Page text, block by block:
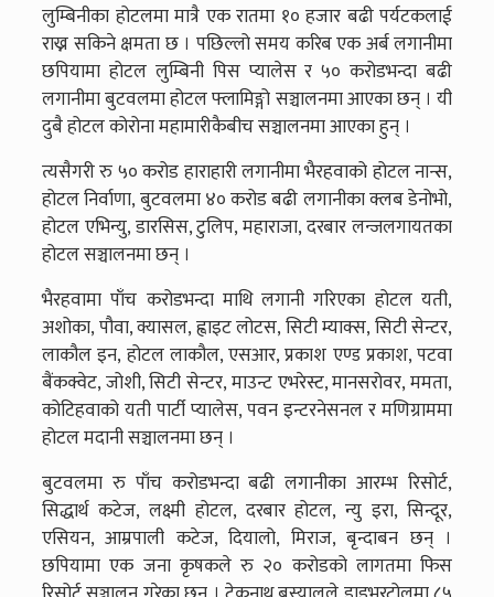
लुम्बिनीका होटलमा मात्रै एक रातमा १० हजार बढी पर्यटकलाई
राख्न सकिने क्षमता छ । पछिल्लो समय करिब एक अर्ब लगानीमा
छपियामा होटल लुम्बिनी पिस प्यालेस र ५० करोडभन्दा बढी
लगानीमा बुटवलमा होटल फ्लामिङ्गो सञ्चालनमा आएका छन् । यी
दुबै होटल कोरोना महामारीकैबीच सञ्चालनमा आएका हुन् ।
त्यसैगरी रु ५० करोड हाराहारी लगानीमा भैरहवाको होटल नान्स,
होटल निर्वाणा, बुटवलमा ४० करोड बढी लगानीका क्लब डेनोभो,
होटल एभिन्यु, डारसिस, टुलिप, महाराजा, दरबार लन्जलगायतका
होटल सञ्चालनमा छन् ।
भैरहवामा पाँच करोडभन्दा माथि लगानी गरिएका होटल यती,
अशोका, पौवा, क्यासल, ह्वाइट लोटस, सिटी म्याक्स, सिटी सेन्टर,
लाकौल इन, होटल लाकौल, एसआर, प्रकाश एण्ड प्रकाश, पटवा
बैंकक्वेट, जोशी, सिटी सेन्टर, माउन्ट एभरेस्ट, मानसरोवर, ममता,
कोटिहवाको यती पार्टी प्यालेस, पवन इन्टरनेसनल र मणिग्राममा
होटल मदानी सञ्चालनमा छन् ।
बुटवलमा रु पाँच करोडभन्दा बढी लगानीका आरम्भ रिसोर्ट,
सिद्धार्थ कटेज, लक्ष्मी होटल, दरबार होटल, न्यु इरा, सिन्दूर,
एसियन, आम्रपाली कटेज, दियालो, मिराज, बृन्दाबन छन् ।
छपियामा एक जना कृषकले रु २० करोडको लागतमा फिस